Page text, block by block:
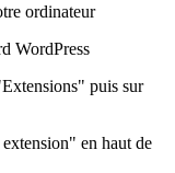
ordinateur
WordPress
puis sur
en haut de